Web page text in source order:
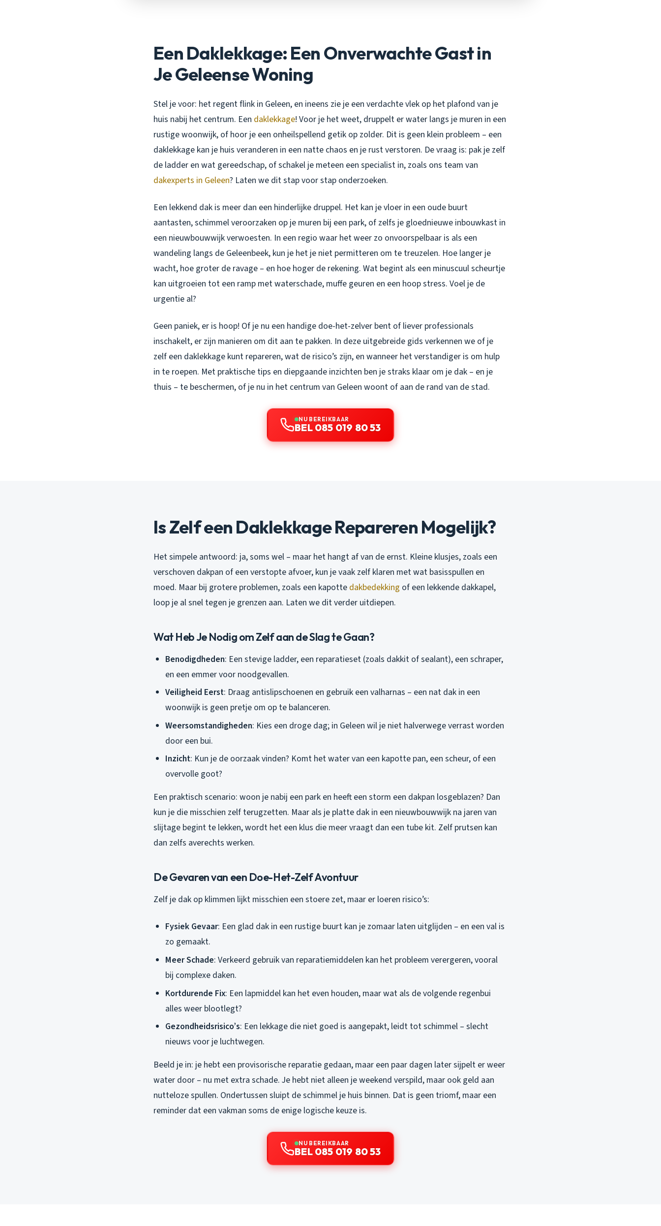
Een Daklekkage: Een Onverwachte Gast in
Je Geleense Woning
Stel je voor: het regent flink in Geleen, en ineens zie je een verdachte vlek op het plafond van je
huis nabij het centrum. Een daklekkage! Voor je het weet, druppelt er water langs je muren in een
rustige woonwijk, of hoor je een onheilspellend getik op zolder. Dit is geen klein probleem – een
daklekkage kan je huis veranderen in een natte chaos en je rust verstoren. De vraag is: pak je zelf
de ladder en wat gereedschap, of schakel je meteen een specialist in, zoals ons team van
dakexperts in Geleen? Laten we dit stap voor stap onderzoeken.
Een lekkend dak is meer dan een hinderlijke druppel. Het kan je vloer in een oude buurt
aantasten, schimmel veroorzaken op je muren bij een park, of zelfs je gloednieuwe inbouwkast in
een nieuwbouwwijk verwoesten. In een regio waar het weer zo onvoorspelbaar is als een
wandeling langs de Geleenbeek, kun je het je niet permitteren om te treuzelen. Hoe langer je
wacht, hoe groter de ravage – en hoe hoger de rekening. Wat begint als een minuscuul scheurtje
kan uitgroeien tot een ramp met waterschade, muffe geuren en een hoop stress. Voel je de
urgentie al?
Geen paniek, er is hoop! Of je nu een handige doe-het-zelver bent of liever professionals
inschakelt, er zijn manieren om dit aan te pakken. In deze uitgebreide gids verkennen we of je
zelf een daklekkage kunt repareren, wat de risico’s zijn, en wanneer het verstandiger is om hulp
in te roepen. Met praktische tips en diepgaande inzichten ben je straks klaar om je dak – en je
thuis – te beschermen, of je nu in het centrum van Geleen woont of aan de rand van de stad.
NU BEREIKBAAR
BEL 085 019 80 53
Is Zelf een Daklekkage Repareren Mogelijk?
Het simpele antwoord: ja, soms wel – maar het hangt af van de ernst. Kleine klusjes, zoals een
verschoven dakpan of een verstopte afvoer, kun je vaak zelf klaren met wat basisspullen en
moed. Maar bij grotere problemen, zoals een kapotte dakbedekking of een lekkende dakkapel,
loop je al snel tegen je grenzen aan. Laten we dit verder uitdiepen.
Wat Heb Je Nodig om Zelf aan de Slag te Gaan?
Benodigdheden: Een stevige ladder, een reparatieset (zoals dakkit of sealant), een schraper,
en een emmer voor noodgevallen.
Veiligheid Eerst: Draag antislipschoenen en gebruik een valharnas – een nat dak in een
woonwijk is geen pretje om op te balanceren.
Weersomstandigheden: Kies een droge dag; in Geleen wil je niet halverwege verrast worden
door een bui.
Inzicht: Kun je de oorzaak vinden? Komt het water van een kapotte pan, een scheur, of een
overvolle goot?
Een praktisch scenario: woon je nabij een park en heeft een storm een dakpan losgeblazen? Dan
kun je die misschien zelf terugzetten. Maar als je platte dak in een nieuwbouwwijk na jaren van
slijtage begint te lekken, wordt het een klus die meer vraagt dan een tube kit. Zelf prutsen kan
dan zelfs averechts werken.
De Gevaren van een Doe-Het-Zelf Avontuur
Zelf je dak op klimmen lijkt misschien een stoere zet, maar er loeren risico’s:
Fysiek Gevaar: Een glad dak in een rustige buurt kan je zomaar laten uitglijden – en een val is
zo gemaakt.
Meer Schade: Verkeerd gebruik van reparatiemiddelen kan het probleem verergeren, vooral
bij complexe daken.
Kortdurende Fix: Een lapmiddel kan het even houden, maar wat als de volgende regenbui
alles weer blootlegt?
Gezondheidsrisico’s: Een lekkage die niet goed is aangepakt, leidt tot schimmel – slecht
nieuws voor je luchtwegen.
Beeld je in: je hebt een provisorische reparatie gedaan, maar een paar dagen later sijpelt er weer
water door – nu met extra schade. Je hebt niet alleen je weekend verspild, maar ook geld aan
nutteloze spullen. Ondertussen sluipt de schimmel je huis binnen. Dat is geen triomf, maar een
reminder dat een vakman soms de enige logische keuze is.
NU BEREIKBAAR
BEL 085 019 80 53